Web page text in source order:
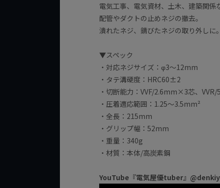
電気工事、電気資材、土木、建築関係
配管やダクトの止めネジの撤去。
潰れたネジ、錆びたネジの取り外しに
▼スペック
・対応ネジサイズ：φ3～12mm
・タテ溝硬度：HRC60±2
・切断能力：VVF/2.6mm×3芯、
・圧着適応範囲：1.25～3.5mm²
・全長：215mm
・グリップ幅：52mm
・重量：340g
・材質：本体/高炭素鋼
YouTube『電気屋優tuber』